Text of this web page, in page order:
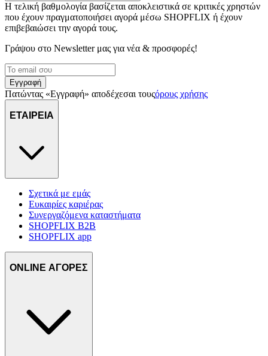
Η τελική βαθμολογία βασίζεται αποκλειστικά σε κριτικές χρηστών
που έχουν πραγματοποιήσει αγορά μέσω SHOPFLIX ή έχουν
επιβεβαιώσει την αγορά τους.
Γράψου στο Νewsletter μας για νέα & προσφορές!
Εγγραφή
Πατώντας «Εγγραφή» αποδέχεσαι τουςόρους χρήσης
ΕΤΑΙΡΕΙΑ
Σχετικά με εμάς
Ευκαιρίες καριέρας
Συνεργαζόμενα καταστήματα
SHOPFLIX B2B
SHOPFLIX app
ONLINE ΑΓΟΡΕΣ